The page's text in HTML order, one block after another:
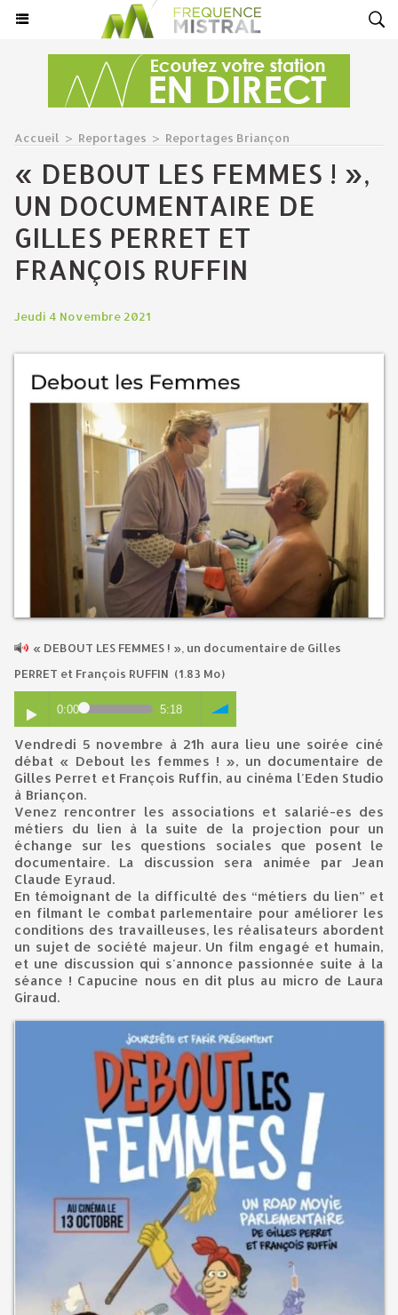
Accueil > Reportages > Reportages Briançon
« DEBOUT LES FEMMES ! »,
UN DOCUMENTAIRE DE
GILLES PERRET ET
FRANÇOIS RUFFIN
Jeudi 4 Novembre 2021
« DEBOUT LES FEMMES ! », un documentaire de Gilles
PERRET et François RUFFIN (1.83 Mo)
0:00 5:18
Vendredi 5 novembre à 21h aura lieu une soirée ciné
débat « Debout les femmes ! », un documentaire de
Gilles Perret et François Ruffin, au cinéma l'Eden Studio
à Briançon.
Venez rencontrer les associations et salarié-es des
métiers du lien à la suite de la projection pour un
échange sur les questions sociales que posent le
documentaire. La discussion sera animée par Jean
Claude Eyraud.
En témoignant de la difficulté des “métiers du lien” et
en filmant le combat parlementaire pour améliorer les
conditions des travailleuses, les réalisateurs abordent
un sujet de société majeur. Un film engagé et humain,
et une discussion qui s'annonce passionnée suite à la
séance ! Capucine nous en dit plus au micro de Laura
Giraud.